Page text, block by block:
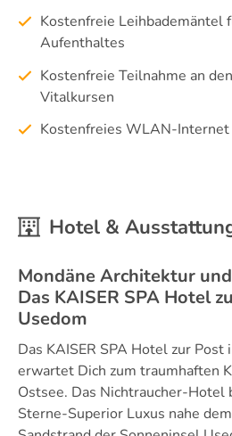
Kostenfreie Leihbademäntel
Aufenthaltes
Kostenfreie Teilnahme an
Vitalkursen
Kostenfreies WLAN-
Hotel &
Mondäne Architektur
Das KAISER SPA Hotel
Usedom
Das KAISER SPA Hotel zur Post
erwartet Dich zum traumhaften
Ostsee. Das Nichtraucher-
Sterne-Superior Luxus nahe